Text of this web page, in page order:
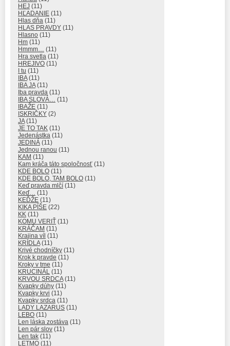
HEJ (11)
HĽADANIE (11)
Hlas dňa (11)
HLAS PRAVDY (11)
Hlasno (11)
Hm (11)
Hmmm… (11)
Hra svetla (11)
HREJIVO (11)
I tu (11)
IBA(11)
IBA JA(11)
Iba pravda (11)
IBA SLOVÁ… (11)
IBAŽE (11)
ISKRIČKY (2)
JA(11)
JE TO TAK (11)
Jedenástka (11)
JEDINÁ (11)
Jednou ranou (11)
KAM (11)
Kam kráča táto spoločnosť (11)
KDE BOLO (11)
KDE BOLO, TAM BOLO (11)
Keď pravda mlčí (11)
Keď… (11)
KEĎŽE (11)
KIKA PÍŠE (22)
KK (11)
KOMU VERIŤ (11)
KRÁČAM (11)
Krajina víl (11)
KRÍDLA(11)
Krivé chodníčky (11)
Krok k pravde (11)
Kroky v tme (11)
KRUCINÁL (11)
KRVOU SRDCA(11)
Kvapky dúhy (11)
Kvapky krvi (11)
Kvapky srdca (11)
LADY LAZARUS (11)
LEBO (11)
Len láska zostáva (11)
Len pár slov (11)
Len tak (11)
LETMO (11)